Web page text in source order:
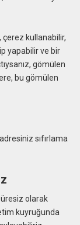
çerez kullanabilir,
yapabilir ve bir
gömülen
bu gömülen
sıfırlama
olarak
kuyruğunda